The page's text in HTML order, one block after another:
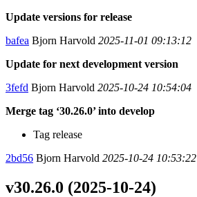
Update versions for release
bafea Bjorn Harvold 2025-11-01 09:13:12
Update for next development version
3fefd Bjorn Harvold 2025-10-24 10:54:04
Merge tag ‘30.26.0’ into develop
Tag release
2bd56 Bjorn Harvold 2025-10-24 10:53:22
v30.26.0 (2025-10-24)